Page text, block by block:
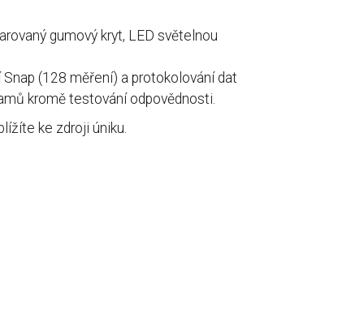
gumový kryt, LED světelnou
(128 měření) a protokolování dat
kromě testování odpovědnosti.
ke zdroji úniku.